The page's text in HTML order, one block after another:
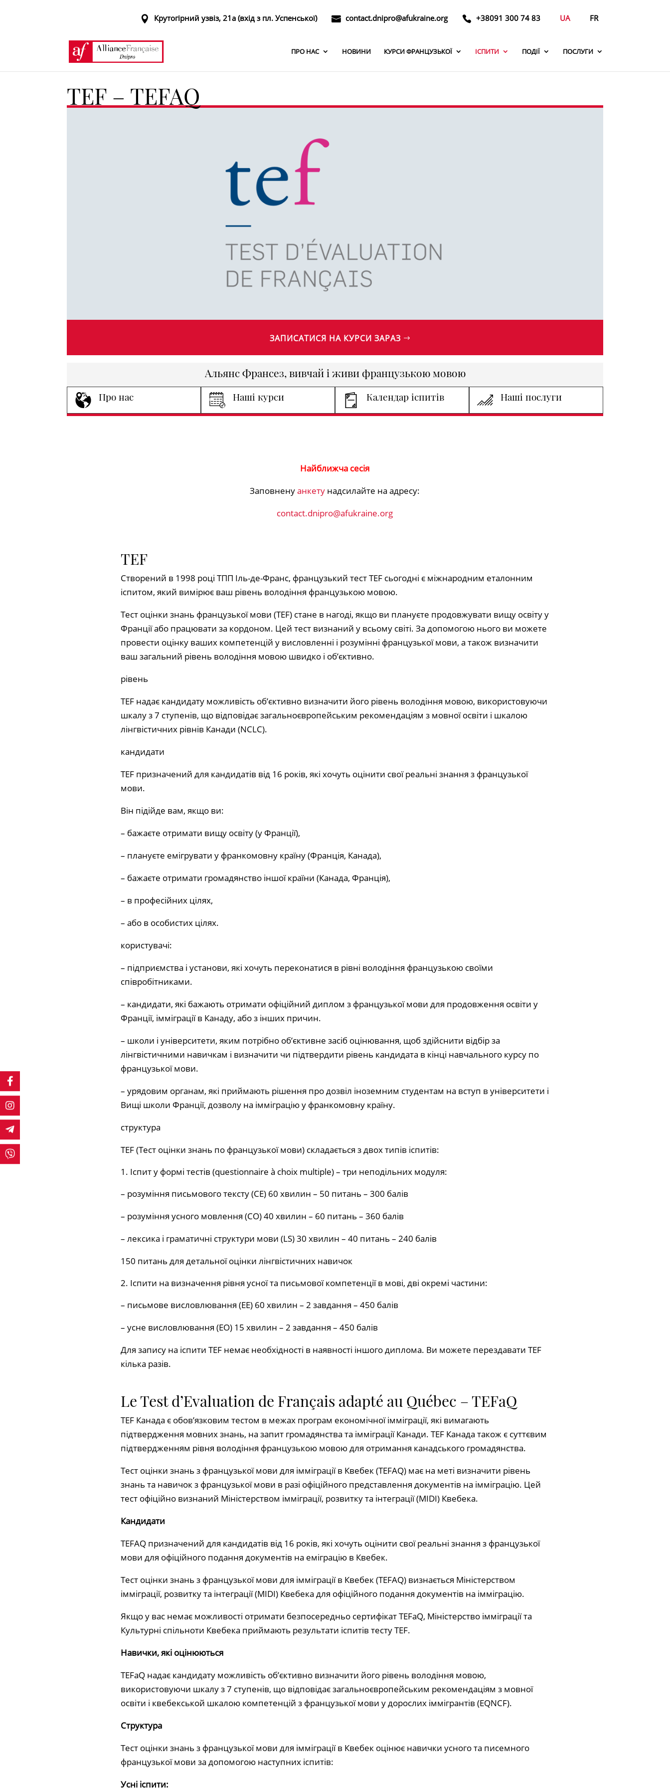
Крутогірний узвіз, 21а (вхід з пл. Успенської) contact.dnipro@afukraine.org +38091 300 74 83 UA FR
ПРО НАС НОВИНИ КУРСИ ФРАНЦУЗЬКОЇ ІСПИТИ ПОДІЇ ПОСЛУГИ
TEF – TEFAQ
ЗАПИСАТИСЯ НА КУРСИ ЗАРАЗ
Альянс Франсез, вивчай і живи французькою мовою
Про нас Наші курси Календар іспитів Наші послуги
Найближча сесія
Заповненуанкету надсилайте на адресу:
contact.dnipro@afukraine.org
TEF
Створений в 1998 році ТПП Іль-де-Франс, французький тест TEF сьогодні є міжнародним еталонним
іспитом, який вимірює ваш рівень володіння французькою мовою.
Тест оцінки знань французької мови (TEF) стане в нагоді, якщо ви плануєте продовжувати вищу освіту у
Франції або працювати за кордоном. Цей тест визнаний у всьому світі. За допомогою нього ви можете
провести оцінку ваших компетенцій у висловленні і розумінні французької мови, а також визначити
ваш загальний рівень володіння мовою швидко і об’єктивно.
рівень
TEF надає кандидату можливість об’єктивно визначити його рівень володіння мовою, використовуючи
шкалу з 7 ступенів, що відповідає загальноєвропейським рекомендаціям з мовної освіти і шкалою
лінгвістичних рівнів Канади (NCLC).
кандидати
TEF призначений для кандидатів від 16 років, які хочуть оцінити свої реальні знання з французької
мови.
Він підійде вам, якщо ви:
– бажаєте отримати вищу освіту (у Франції),
– плануєте емігрувати у франкомовну країну (Франція, Канада),
– бажаєте отримати громадянство іншої країни (Канада, Франція),
– в професійних цілях,
– або в особистих цілях.
користувачі:
– підприємства і установи, які хочуть переконатися в рівні володіння французькою своїми
співробітниками.
– кандидати, які бажають отримати офіційний диплом з французької мови для продовження освіти у
Франції, імміграції в Канаду, або з інших причин.
– школи і університети, яким потрібно об’єктивне засіб оцінювання, щоб здійснити відбір за
лінгвістичними навичкам і визначити чи підтвердити рівень кандидата в кінці навчального курсу по
французької мови.
– урядовим органам, які приймають рішення про дозвіл іноземним студентам на вступ в університети і
Вищі школи Франції, дозволу на імміграцію у франкомовну країну.
структура
TEF (Тест оцінки знань по французької мови) складається з двох типів іспитів:
Іспит у формі тестів (questionnaire à choix multiple) – три неподільних модуля:
– розуміння письмового тексту (CE) 60 хвилин – 50 питань – 300 балів
– розуміння усного мовлення (CO) 40 хвилин – 60 питань – 360 балів
– лексика і граматичні структури мови (LS) 30 хвилин – 40 питань – 240 балів
150 питань для детальної оцінки лінгвістичних навичок
Іспити на визначення рівня усної та письмової компетенції в мові, дві окремі частини:
– письмове висловлювання (EE) 60 хвилин – 2 завдання – 450 балів
– усне висловлювання (EO) 15 хвилин – 2 завдання – 450 балів
Для запису на іспити TEF немає необхідності в наявності іншого диплома. Ви можете перездавати TEF
кілька разів.
Le Test d’Evaluation de Français adapté au Québec – TEFaQ
TEF Канада є обов’язковим тестом в межах програм економічної імміграції, які вимагають
підтвердження мовних знань, на запит громадянства та імміграції Канади. TEF Канада також є суттєвим
підтвердженням рівня володіння французькою мовою для отримання канадського громадянства.
Тест оцінки знань з французької мови для імміграції в Квебек (TEFAQ) має на меті визначити рівень
знань та навичок з французької мови в разі офіційного представлення документів на імміграцію. Цей
тест офіційно визнаний Міністерством імміграції, розвитку та інтеграції (MIDI) Квебека.
Кандидати
TEFAQ призначений для кандидатів від 16 років, які хочуть оцінити свої реальні знання з французької
мови для офіційного подання документів на еміграцію в Квебек.
Тест оцінки знань з французької мови для імміграції в Квебек (TEFAQ) визнається Міністерством
імміграції, розвитку та інтеграції (MIDI) Квебека для офіційного подання документів на імміграцію.
Якщо у вас немає можливості отримати безпосередньо сертифікат TEFaQ, Міністерство імміграції та
Культурні спільноти Квебека приймають результати іспитів тесту TEF.
Навички, які оцінюються
TEFaQ надає кандидату можливість об’єктивно визначити його рівень володіння мовою,
використовуючи шкалу з 7 ступенів, що відповідає загальноєвропейським рекомендаціям з мовної
освіти і квебекськой шкалою компетенцій з французької мови у дорослих іммігрантів (EQNCF).
Структура
Тест оцінки знань з французької мови для імміграції в Квебек оцінює навички усного та писемного
французької мови за допомогою наступних іспитів:
Усні іспити: